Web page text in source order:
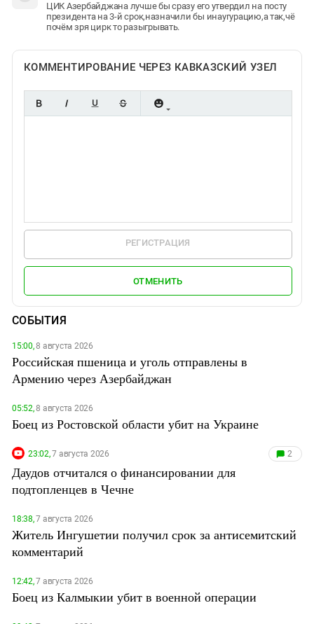
ЦИК Азербайджана лучше бы сразу его утвердил на посту
президента на 3-й срок,назначили бы инаугурацию,а так,чё
почём зря цирк то разыгрывать.
КОММЕНТИРОВАНИЕ ЧЕРЕЗ КАВКАЗСКИЙ УЗЕЛ
РЕГИСТРАЦИЯ
ОТМЕНИТЬ
СОБЫТИЯ
15:00,8 августа 2026
Российская пшеница и уголь отправлены в
Армению через Азербайджан
05:52,8 августа 2026
Боец из Ростовской области убит на Украине
23:02,7 августа 2026 2
Даудов отчитался о финансировании для
подтопленцев в Чечне
18:38,7 августа 2026
Житель Ингушетии получил срок за антисемитский
комментарий
12:42,7 августа 2026
Боец из Калмыкии убит в военной операции